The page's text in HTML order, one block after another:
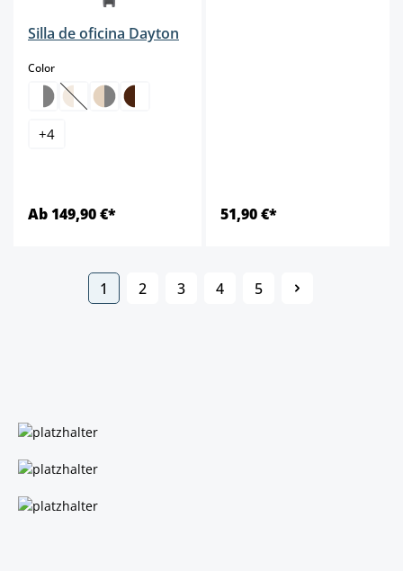
Silla de oficina Dayton
Colorselect
(Esta opción no está disponible en este momento.)
+4
Ab 149,90 €* 51,90 €*
Página
1 Página
2 Página
3 Página
4 Página
5